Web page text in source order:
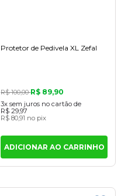
Protetor de Pedivela XL Zefal
R$ 100,00R$ 89,90
3x sem juros no cartão de
R$ 29,97
R$ 80,91 no pix
ADICIONAR AO CARRINHO